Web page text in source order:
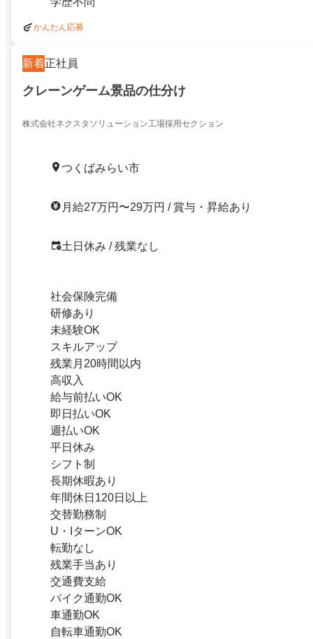
かんたん応募
新着正社員
クレーンゲーム景品の仕分け
株式会社ネクスタソリューション工場採用セクション
つくばみらい市
月給27万円〜29万円 / 賞与・昇給あり
土日休み / 残業なし
社会保険完備
研修あり
未経験OK
スキルアップ
残業月20時間以内
高収入
給与前払いOK
即日払いOK
週払いOK
平日休み
シフト制
長期休暇あり
年間休日120日以上
交替勤務制
U・IターンOK
転勤なし
残業手当あり
交通費支給
バイク通勤OK
車通勤OK
自転車通勤OK